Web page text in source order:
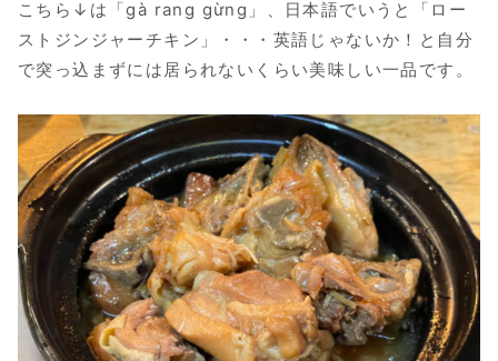
こちら↓は「gà rang gừng」、日本語でいうと「ロー
ストジンジャーチキン」・・・英語じゃないか！と自分
で突っ込まずには居られないくらい美味しい一品です。